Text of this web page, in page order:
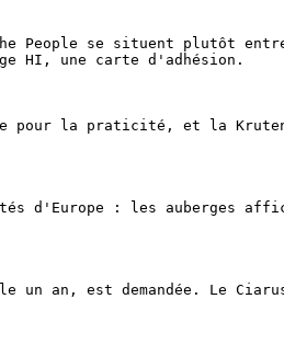
People se situent plutôt
HI, une carte d'adhésion.
pour la praticité, et la
d'Europe : les auberges
un an, est demandée. Le